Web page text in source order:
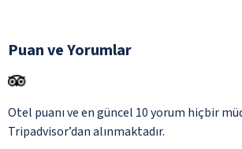
Puan ve Yorumlar
Otel puanı ve en güncel 10 yorum hiçbir
Tripadvisor’dan alınmaktadır.